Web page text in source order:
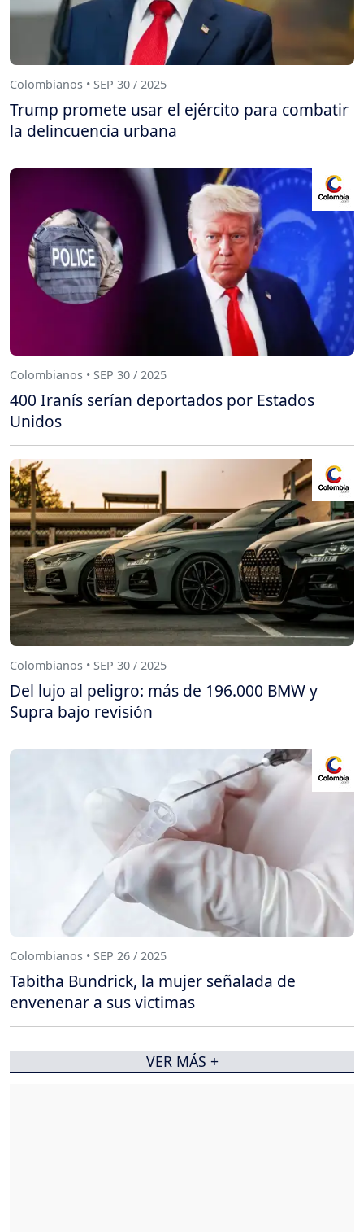
Colombianos • SEP 30 / 2025
Trump promete usar el ejército para combatir
la delincuencia urbana
Colombianos • SEP 30 / 2025
400 Iranís serían deportados por Estados
Unidos
Colombianos • SEP 30 / 2025
Del lujo al peligro: más de 196.000 BMW y
Supra bajo revisión
Colombianos • SEP 26 / 2025
Tabitha Bundrick, la mujer señalada de
envenenar a sus victimas
VER MÁS +